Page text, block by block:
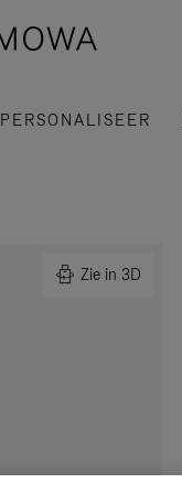
PERSONALISEER
Zie in 3D